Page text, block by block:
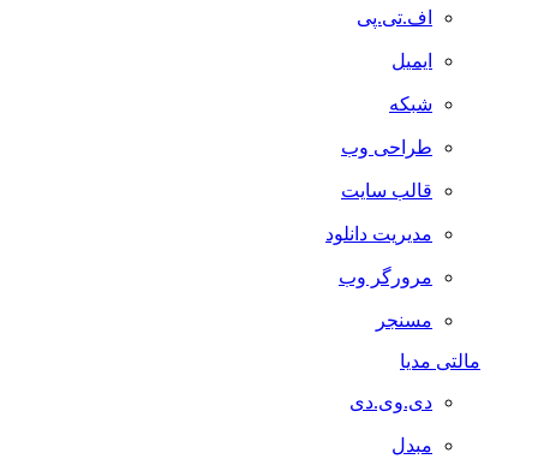
اف.تی.پی
ایمیل
شبکه
طراحی وب
قالب سایت
مدیریت دانلود
مرورگر وب
مسنجر
مالتی مدیا
دی.وی.دی
مبدل